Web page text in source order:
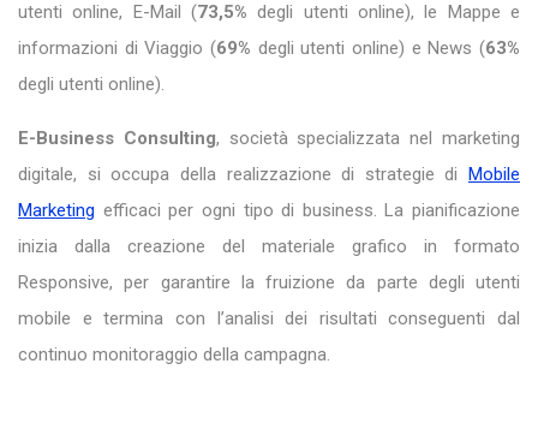
utenti online, E-Mail (73,5% degli utenti online), le Mappe e
informazioni di Viaggio (69% degli utenti online) e News (63%
degli utenti online).
E-Business Consulting, società specializzata nel marketing
digitale, si occupa della realizzazione di strategie di Mobile
Marketing efficaci per ogni tipo di business. La pianificazione
inizia dalla creazione del materiale grafico in formato
Responsive, per garantire la fruizione da parte degli utenti
mobile e termina con l’analisi dei risultati conseguenti dal
continuo monitoraggio della campagna.